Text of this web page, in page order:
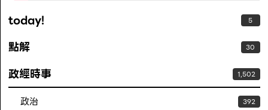
today! 5
點解 30
政經時事 1,502
政治 392